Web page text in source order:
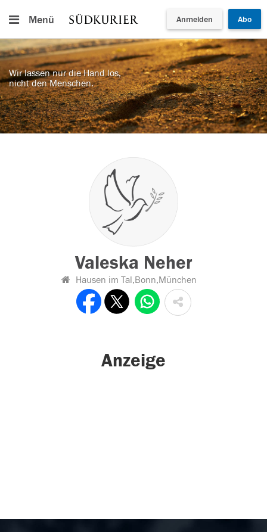
Menü Anmelden Abo
Wir lassen nur die Hand los,
nicht den Menschen.
Valeska Neher
Hausen im Tal,Bonn,München
Anzeige